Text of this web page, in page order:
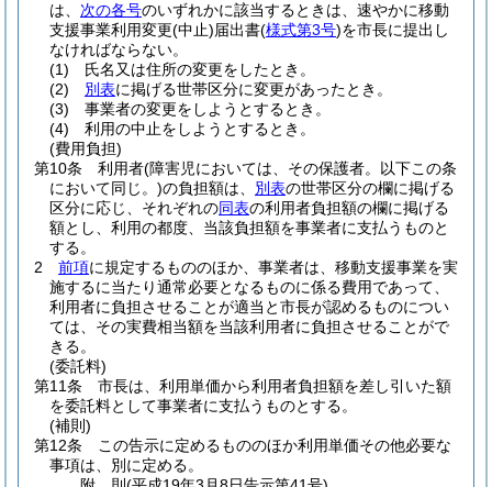
は、 次の各号のいずれかに該当するときは、速やかに移動
支援事業利用変更(中止)届出書(様式第3号)を市長に提出し
なければならない。
(1)
氏名又は住所の変更をしたとき。
(2)
別表に掲げる世帯区分に変更があったとき。
(3)
事業者の変更をしようとするとき。
(4)
利用の中止をしようとするとき。
(費用負担)
第10条
利用者(障害児においては、その保護者。以下この条
において同じ。)の負担額は、 別表の世帯区分の欄に掲げる
区分に応じ、それぞれの同表の利用者負担額の欄に掲げる
額とし、利用の都度、当該負担額を事業者に支払うものと
する。
2
前項に規定するもののほか、事業者は、移動支援事業を実
施するに当たり通常必要となるものに係る費用であって、
利用者に負担させることが適当と市長が認めるものについ
ては、その実費相当額を当該利用者に負担させることがで
きる。
(委託料)
第11条
市長は、利用単価から利用者負担額を差し引いた額
を委託料として事業者に支払うものとする。
(補則)
第12条
この告示に定めるもののほか利用単価その他必要な
事項は、別に定める。